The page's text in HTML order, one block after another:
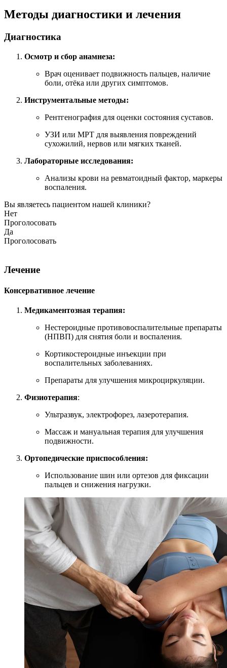
Методы диагностики и лечения
Диагностика
Осмотр и сбор анамнеза:
Врач оценивает подвижность пальцев, наличие
боли, отёка или других симптомов.
Инструментальные методы:
Рентгенография для оценки состояния суставов.
УЗИ или МРТ для выявления повреждений
сухожилий, нервов или мягких тканей.
Лабораторные исследования:
Анализы крови на ревматоидный фактор, маркеры
воспаления.
Вы являетесь пациентом нашей клиники?
Нет
Проголосовать
Да
Проголосовать
Лечение
Консервативное лечение
Медикаментозная терапия:
Нестероидные противовоспалительные препараты
(НПВП) для снятия боли и воспаления.
Кортикостероидные инъекции при
воспалительных заболеваниях.
Препараты для улучшения микроциркуляции.
Физиотерапия:
Ультразвук, электрофорез, лазеротерапия.
Массаж и мануальная терапия для улучшения
подвижности.
Ортопедические приспособления:
Использование шин или ортезов для фиксации
пальцев и снижения нагрузки.